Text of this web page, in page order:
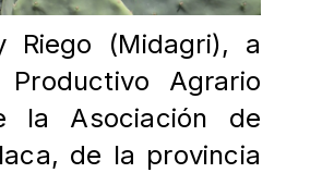
Riego (Midagri), a
Agrario
la Asociación de
de la provincia